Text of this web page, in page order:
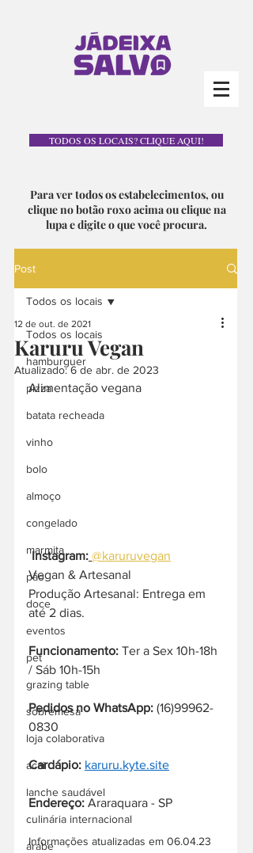
TODOS OS LOCAIS? CLIQUE AQUI!
Para ver todos os estabelecimentos, ou
clique no botão roxo acima ou clique na
lupa e digite o que você procura.
Post
Todos os locais
hamburguer
pizza
batata recheada
vinho
bolo
almoço
congelado
marmita
pão
doce
eventos
pet
grazing table
sobremesa
loja colaborativa
acai
lanche saudável
culinária internacional
árabe
Todos os locais
Karuru Vegan
12 de out. de 2021
Atualizado:6 de abr. de 2023
Alimentação vegana
Instagram: @karuruvegan
Vegan & Artesanal
Produção Artesanal: Entrega em
até 2 dias.
Funcionamento: Ter a Sex 10h-18h
/ Sáb 10h-15h
Pedidos no WhatsApp: (16)99962-
0830
Cardápio: karuru.kyte.site
Endereço: Araraquara - SP
Informações atualizadas em 06.04.23